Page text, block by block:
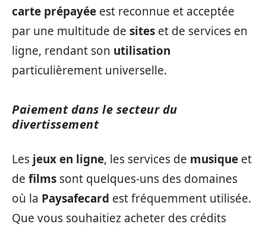
carte prépayée est reconnue et acceptée
par une multitude de sites et de services en
ligne, rendant son utilisation
particulièrement universelle.
Paiement dans le secteur du
divertissement
Les jeux en ligne, les services de musique et
de films sont quelques-uns des domaines
où la Paysafecard est fréquemment utilisée.
Que vous souhaitiez acheter des crédits